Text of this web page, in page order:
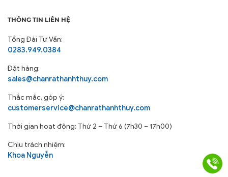
THÔNG TIN LIÊN HỆ
Tổng Đài Tư Vấn:
0283.949.0384
Đặt hàng:
sales@chanrathanhthuy.com
Thắc mắc, góp ý:
customerservice@chanrathanhthuy.com
Thời gian hoạt động: Thứ 2 – Thứ 6 (7h30 – 17h00)
Chịu trách nhiệm:
Khoa Nguyễn